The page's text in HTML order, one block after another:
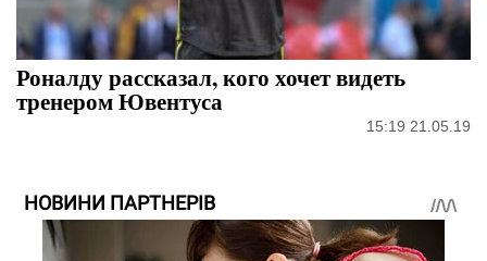
Роналду рассказал, кого хочет видеть
тренером Ювентуса
15:19 21.05.19
НОВИНИ ПАРТНЕРІВ